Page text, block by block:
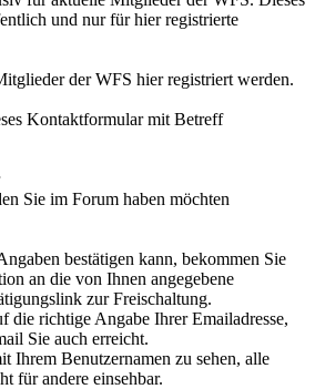
und nur für hier registrierte
der WFS hier registriert werden.
Kontaktformular mit Betreff
Sie im Forum haben möchten
bestätigen kann, bekommen Sie
an die von Ihnen angegebene
zur Freischaltung.
die richtige Angabe Ihrer Emailadresse,
Sie auch erreicht.
Ihrem Benutzernamen zu sehen, alle
für andere einsehbar.